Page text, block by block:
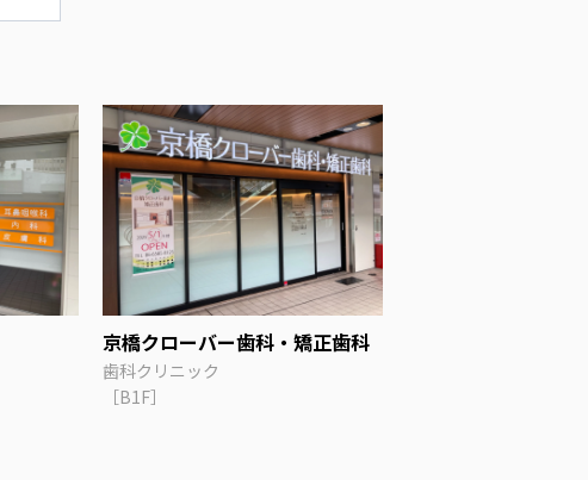
京橋クローバー歯科・矯正歯科
歯科クリニック
［B1F］